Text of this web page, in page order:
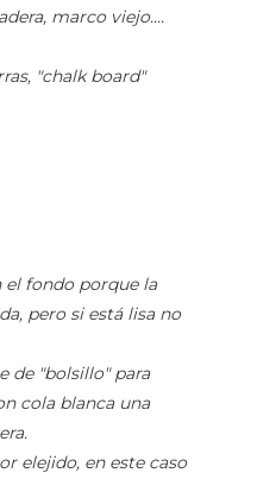
marco viejo....
"chalk board"
el fondo porque la
pero si está lisa no
de "bolsillo" para
cola blanca una
elejido, en este caso